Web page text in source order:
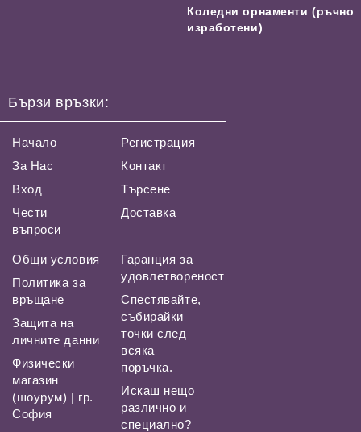
Коледни орнаменти (ръчно
изработени)
Бързи връзки:
Начало
За Нас
Вход
Чести
въпроси
Регистрация
Контакт
Търсене
Доставка
Общи условия
Политика за
връщане
Защита на
личните данни
Физически
магазин
(шоурум) | гр.
София
Гаранция за
удовлетвореност
Спестявайте,
събирайки
точки след
всяка
поръчка.
Искаш нещо
различно и
специално?